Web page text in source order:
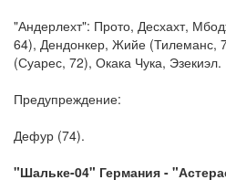
"Андерлехт": Прото, Десхахт,
64), Дендонкер, Жийе (Тилеманс,
(Суарес, 72), Окака Чука, Эзекиэл.
Предупреждение:
Дефур (74).
"Шальке-04" Германия -